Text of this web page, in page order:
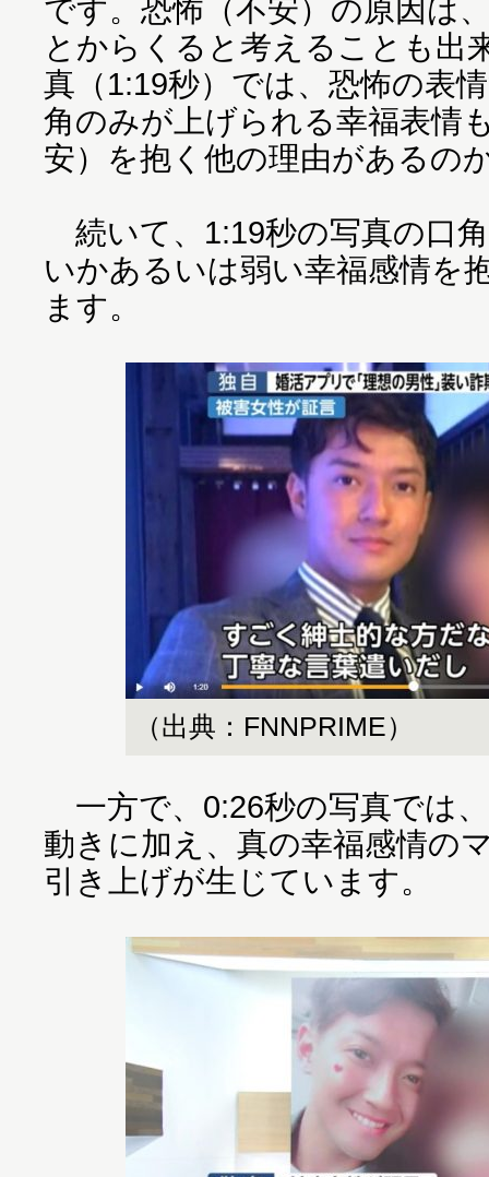
です。恐怖（不安）の原因は
とからくると考えることも出
真（1:19秒）では、恐怖の表
角のみが上げられる幸福表情
安）を抱く他の理由があるの
続いて、1:19秒の写真の口
いかあるいは弱い幸福感情を
ます。
（出典：FNNPRIME）
一方で、0:26秒の写真では
動きに加え、真の幸福感情の
引き上げが生じています。